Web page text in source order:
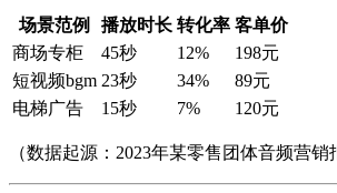
场景范例 播放时长 转化率 客单价
商场专柜
45秒 12%
198元
短视频bgm 23秒 34%
89元
电梯广告
15秒 7% 120元
（数据起源：2023年某零售团体音频营销